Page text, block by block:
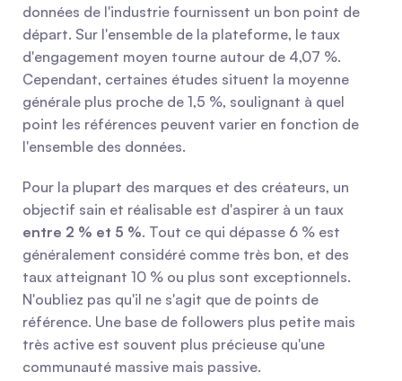
données de l'industrie fournissent un bon point de
départ. Sur l'ensemble de la plateforme, le taux
d'engagement moyen tourne autour de 4,07 %.
Cependant, certaines études situent la moyenne
générale plus proche de 1,5 %, soulignant à quel
point les références peuvent varier en fonction de
l'ensemble des données.
Pour la plupart des marques et des créateurs, un
entre 2 % et 5 %. Tout ce qui dépasse 6 % est
généralement considéré comme très bon, et des
taux atteignant 10 % ou plus sont exceptionnels.
N'oubliez pas qu'il ne s'agit que de points de
référence. Une base de followers plus petite mais
très active est souvent plus précieuse qu'une
communauté massive mais passive.